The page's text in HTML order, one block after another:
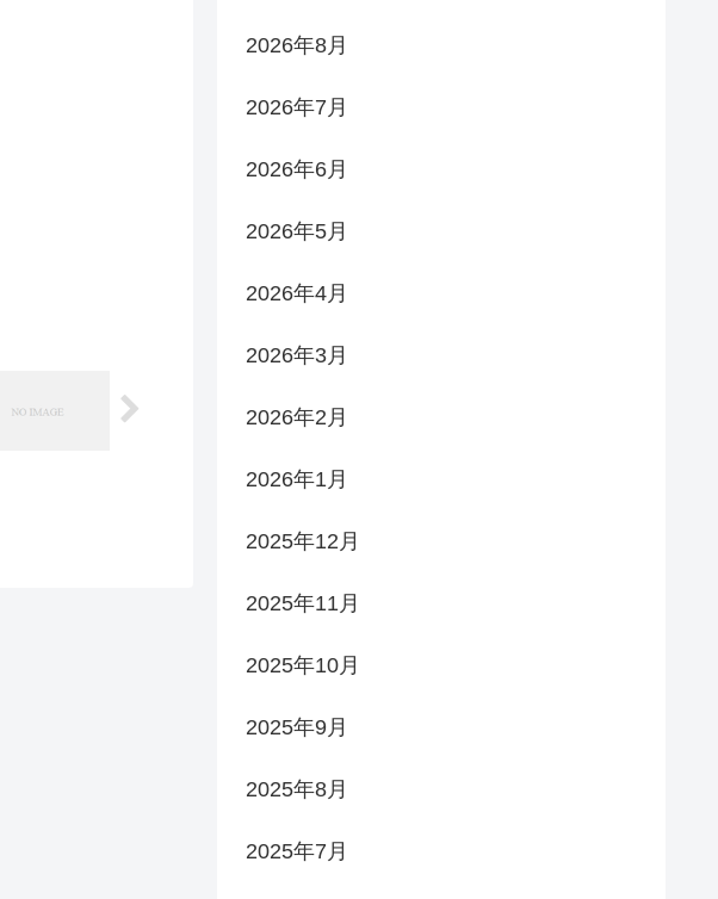
2026年8月
2026年7月
2026年6月
2026年5月
2026年4月
2026年3月
2026年2月
2026年1月
2025年12月
2025年11月
2025年10月
2025年9月
2025年8月
2025年7月